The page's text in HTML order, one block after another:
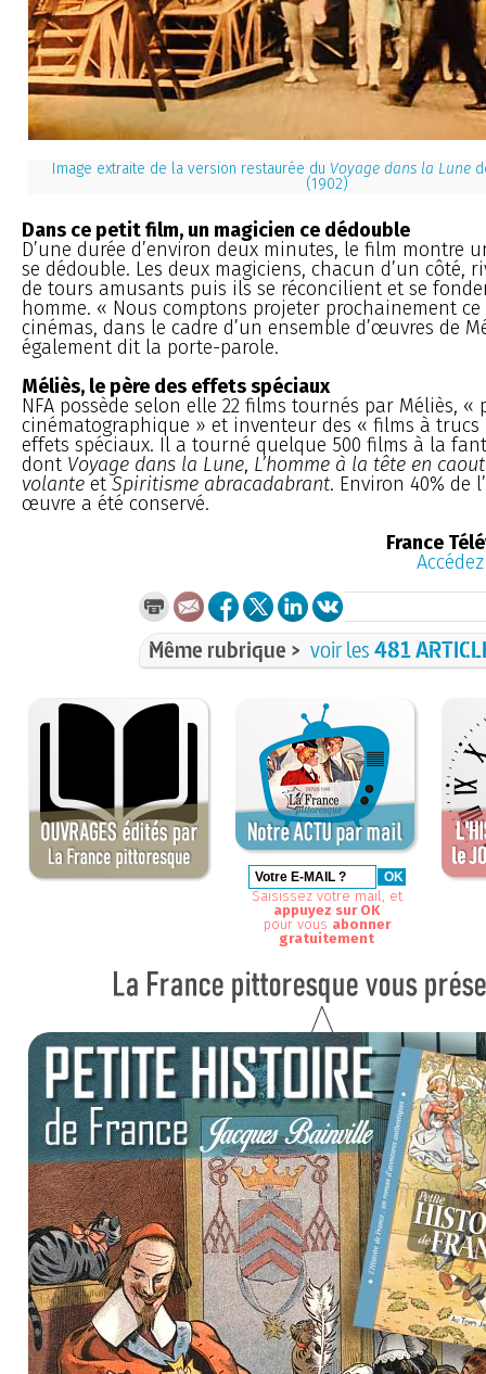
Image extraite de la version restaurée du Voyage dans la Lune
(1902)
Dans ce petit film, un magicien ce dédouble
D’une durée d’environ deux minutes, le film montre
se dédouble. Les deux magiciens, chacun d’un côté,
de tours amusants puis ils se réconcilient et se
homme. « Nous comptons projeter prochainement
cinémas, dans le cadre d’un ensemble d’œuvres de
également dit la porte-parole.
Méliès, le père des effets spéciaux
NFA possède selon elle 22 films tournés par Méliès, «
cinématographique » et inventeur des « films à trucs
effets spéciaux. Il a tourné quelque 500 films à la
dont Voyage dans la Lune, L’homme à la tête en
volante et Spiritisme abracadabrant. Environ 40% de
œuvre a été conservé.
France
Même rubrique > voir les481
Saisissez votre mail, et
appuyez sur OK
pour vous abonner
gratuitement